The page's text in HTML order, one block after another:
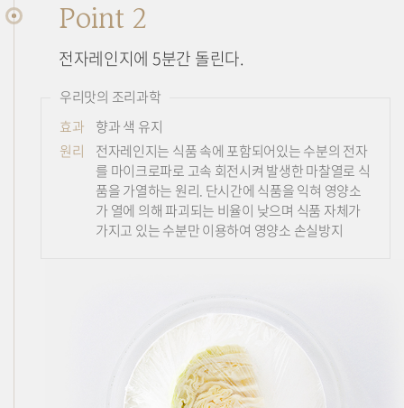
Point 2
전자레인지에 5분간 돌린다.
우리맛의 조리과학
효과
향과 색 유지
원리
전자레인지는 식품 속에 포함되어있는 수분의 전자
를 마이크로파로 고속 회전시켜 발생한 마찰열로 식
품을 가열하는 원리. 단시간에 식품을 익혀 영양소
가 열에 의해 파괴되는 비율이 낮으며 식품 자체가
가지고 있는 수분만 이용하여 영양소 손실방지